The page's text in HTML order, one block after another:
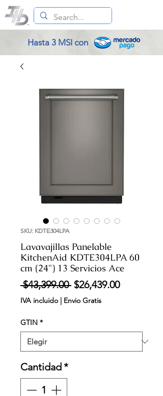
Hasta 3 MSI con
SKU: KDTE304LPA
Lavavajillas Panelable
KitchenAid KDTE304LPA 60
cm (24") 13 Servicios Ace
$43,399.00 Precio
$26,439.00Precio
IVA incluido Envio Gratis
GTIN *
Cantidad*